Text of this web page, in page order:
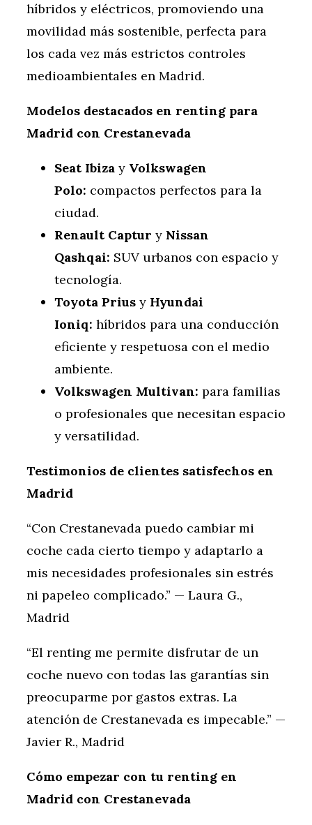
híbridos y eléctricos, promoviendo una
movilidad más sostenible, perfecta para
los cada vez más estrictos controles
medioambientales en Madrid.
Modelos destacados en renting para
Madrid con Crestanevada
Seat Ibiza y Volkswagen
Polo: compactos perfectos para la
ciudad.
Renault Captur y Nissan
Qashqai: SUV urbanos con espacio y
tecnología.
Toyota Prius y Hyundai
Ioniq: híbridos para una conducción
eficiente y respetuosa con el medio
ambiente.
Volkswagen Multivan: para familias
o profesionales que necesitan espacio
y versatilidad.
Testimonios de clientes satisfechos en
Madrid
“Con Crestanevada puedo cambiar mi
coche cada cierto tiempo y adaptarlo a
mis necesidades profesionales sin estrés
ni papeleo complicado.” — Laura G.,
Madrid
“El renting me permite disfrutar de un
coche nuevo con todas las garantías sin
preocuparme por gastos extras. La
atención de Crestanevada es impecable.” —
Javier R., Madrid
Cómo empezar con tu renting en
Madrid con Crestanevada